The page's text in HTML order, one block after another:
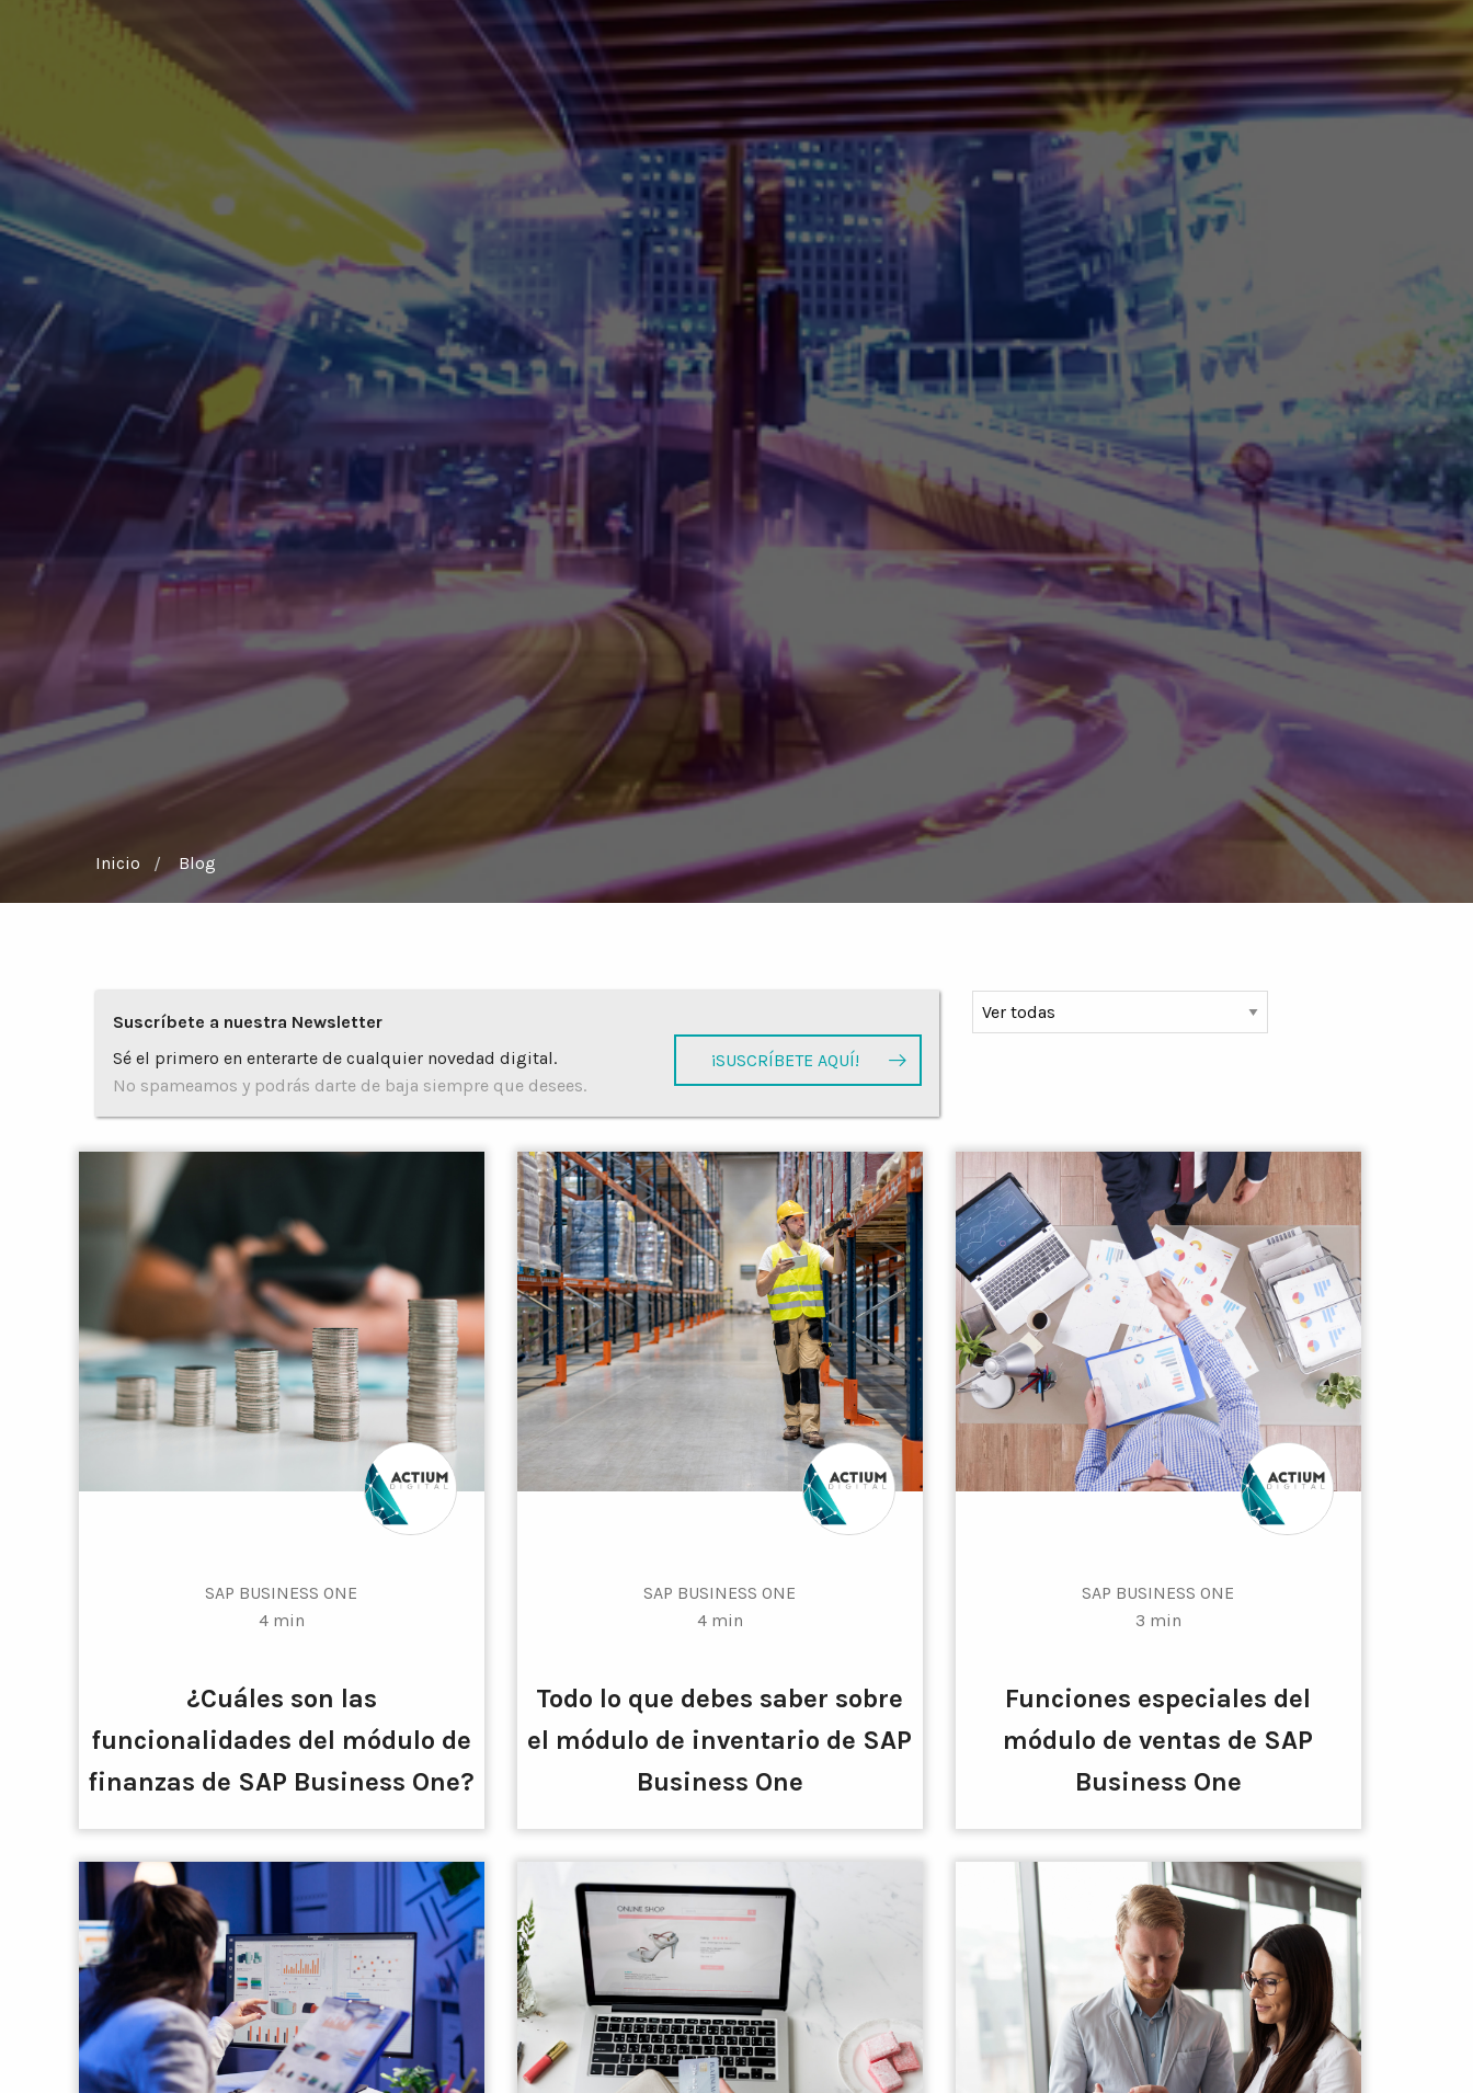
Inicio Blog
Suscríbete a nuestra Newsletter
Sé el primero en enterarte de cualquier novedad digital.
No spameamos y podrás darte de baja siempre que desees.
¡SUSCRÍBETE AQUÍ!
SAP BUSINESS ONE
4 min
¿Cuáles son las
funcionalidades del módulo de
finanzas de SAP Business One?
SAP BUSINESS ONE
4 min
Todo lo que debes saber sobre
el módulo de inventario de SAP
Business One
SAP BUSINESS ONE
3 min
Funciones especiales del
módulo de ventas de SAP
Business One